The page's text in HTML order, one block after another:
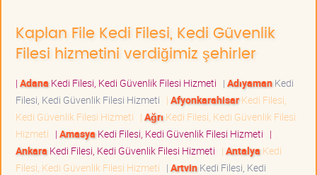
Kaplan File Kedi Filesi, Kedi Güvenlik
Filesi hizmetini verdiğimiz şehirler
| Adana Kedi Filesi, Kedi Güvenlik Filesi Hizmeti | AdıyamanKedi
Filesi, Kedi Güvenlik Filesi Hizmeti | AfyonkarahisarKedi Filesi,
Kedi Güvenlik Filesi Hizmeti | Ağrı Kedi Filesi, Kedi Güvenlik Filesi
Hizmeti | Amasya Kedi Filesi, Kedi Güvenlik Filesi Hizmeti |
Ankara Kedi Filesi, Kedi Güvenlik Filesi Hizmeti | Antalya Kedi
Filesi, Kedi Güvenlik Filesi Hizmeti | ArtvinKedi Filesi, Kedi